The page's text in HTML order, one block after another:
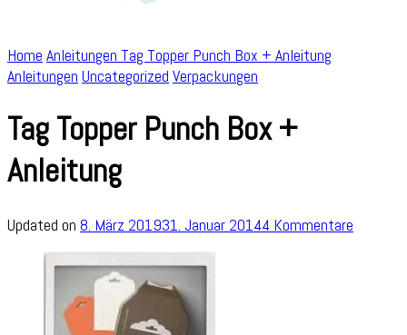
Home Anleitungen Tag Topper Punch Box + Anleitung
Anleitungen Uncategorized Verpackungen
Tag Topper Punch Box +
Anleitung
Updated on 8. März 201931. Januar 20144 Kommentare